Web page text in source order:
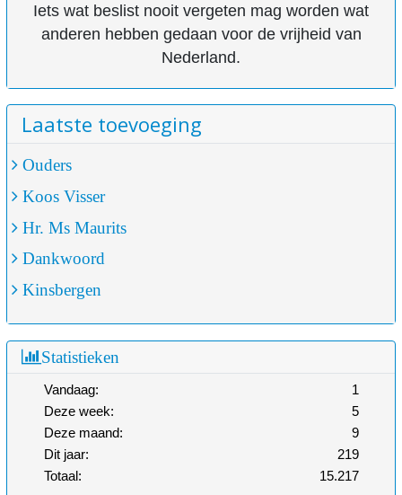
Iets wat beslist nooit vergeten mag worden wat
anderen hebben gedaan voor de vrijheid van
Nederland.
Laatste toevoeging
Ouders
Koos Visser
Hr. Ms Maurits
Dankwoord
Kinsbergen
Statistieken
Vandaag:
1
Deze week:
5
Deze maand:
9
Dit jaar:
219
Totaal:
15.217